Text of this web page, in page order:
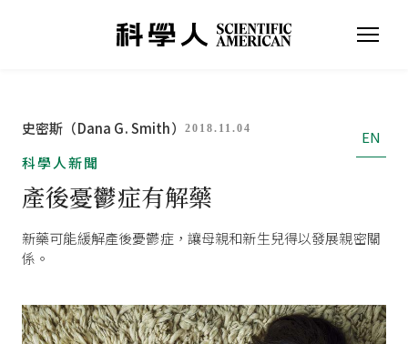
史密斯（Dana G. Smith） 2018.11.04
EN
科學人新聞
產後憂鬱症有解藥
新藥可能緩解產後憂鬱症，讓母親和新生兒得以發展親密關
係。